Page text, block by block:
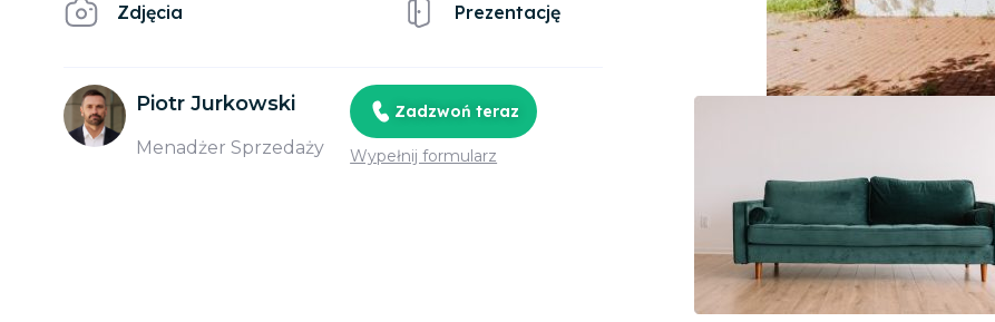
Zdjęcia Prezentację
Piotr Jurkowski
Menadżer Sprzedaży
Zadzwoń teraz
Wypełnij formularz